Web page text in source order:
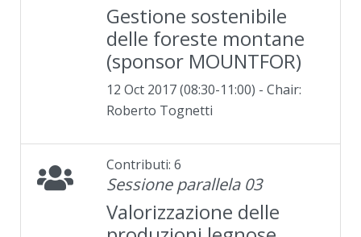
Gestione sostenibile
delle foreste montane
(sponsor MOUNTFOR)
12 Oct 2017 (08:30-11:00) - Chair:
Roberto Tognetti
Contributi: 6
Sessione parallela 03
Valorizzazione delle